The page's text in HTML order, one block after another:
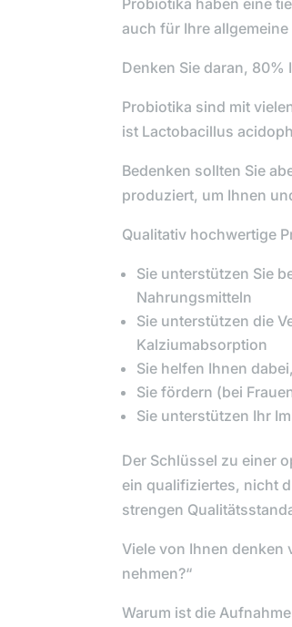
Probiotika haben eine
auch für Ihre
Denken Sie daran,
Probiotika sind mit
ist Lactobacillus
Bedenken sollten Sie
produziert, um Ihnen
Qualitativ hochwertige
Sie unterstützen Sie
Nahrungsmitteln
Sie unterstützen die
Kalziumabsorption
Sie helfen Ihnen
Sie fördern (bei
Sie unterstützen Ihr
Der Schlüssel zu einer
ein qualifiziertes, nicht
strengen
Viele von Ihnen denken
nehmen?“
Warum ist die